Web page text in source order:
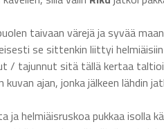
taivaan värejä ja syvää
se sittenkin liittyi
/ tajunnut sitä tällä kertaa
ajan, jonka jälkeen lähdin
helmiäisruskoa pukkaa isolla